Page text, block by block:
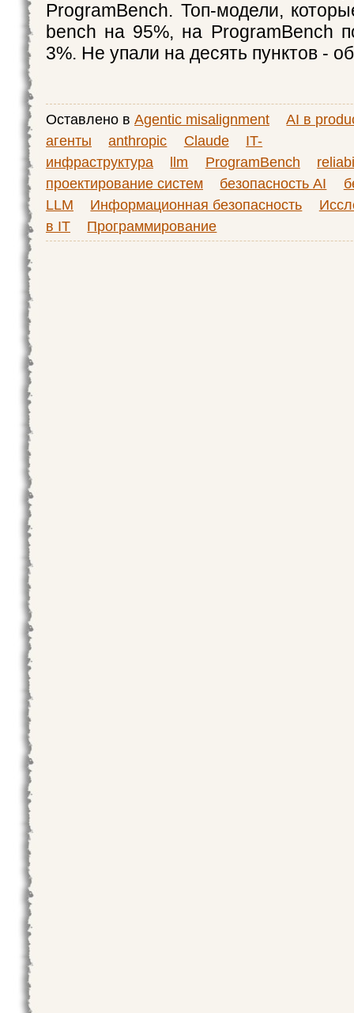
ProgramBench. Топ-модели,
bench на 95%, на ProgramBench
3%. Не упали на десять пунктов -
Оставлено в Agentic misalignment
AI в
агенты
anthropic Claude
IT-
инфраструктура
llm ProgramBench
проектирование систем
безопасность AI
LLM
Информационная безопасность
в IT
Программирование